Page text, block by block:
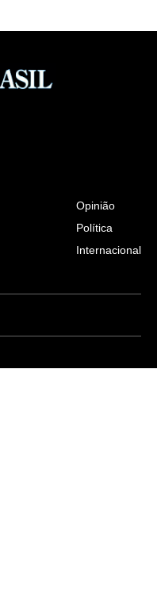
Opinião
Política
Internacional